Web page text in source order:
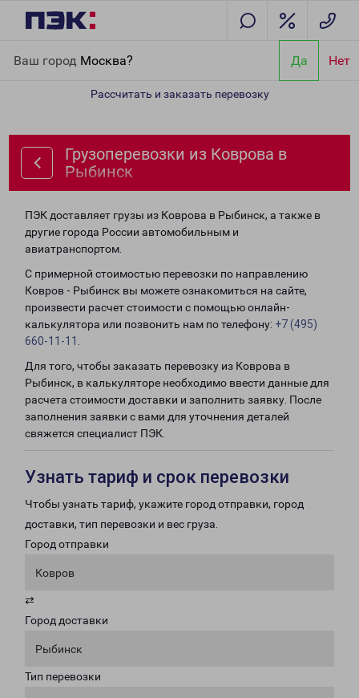
Ваш город Москва? Да Нет
Рассчитать и заказать перевозку
Грузоперевозки из Коврова в
Рыбинск
ПЭК доставляет грузы из Коврова в Рыбинск, а также в
другие города России автомобильным и
авиатранспортом.
С примерной стоимостью перевозки по направлению
Ковров - Рыбинск вы можете ознакомиться на сайте,
произвести расчет стоимости с помощью онлайн-
калькулятора или позвонить нам по телефону: +7 (495)
660-11-11
Для того, чтобы заказать перевозку из Коврова в
Рыбинск, в калькуляторе необходимо ввести данные для
расчета стоимости доставки и заполнить заявку. После
заполнения заявки с вами для уточнения деталей
свяжется специалист ПЭК.
Узнать тариф и срок перевозки
Чтобы узнать тариф, укажите город отправки, город
доставки, тип перевозки и вес груза.
Город отправки
Ковров
⇄
Город доставки
Рыбинск
Тип перевозки